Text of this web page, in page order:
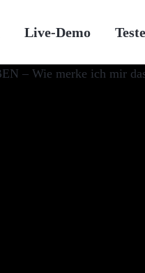
Live-Demo